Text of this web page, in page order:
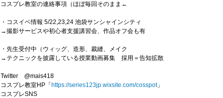
コスプレ教室の連絡事項（ほぼ毎回そのまま←
・コスイベ情報 5/22,23,24 池袋サンシャインシティ
→撮影サービスや初心者支援講習会、作品オフ会も有
・先生受付中（ウィッグ、造形、裁縫、メイク
→テクニックを披露している授業動画募集 採用＝告知拡散
Twitter @mais418
コスプレ教室HP「 https://series123jp.wixsite.com/cosspot」
コスプレSNS